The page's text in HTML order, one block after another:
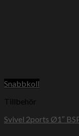
Snabbkoll
Tillbehör
Svivel 2ports Ø1″